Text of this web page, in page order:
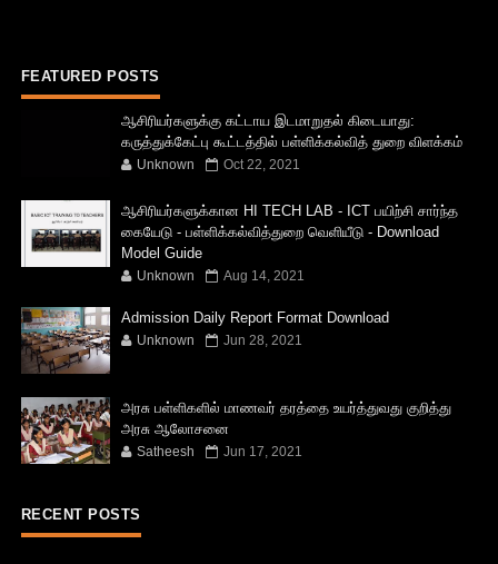
FEATURED POSTS
ஆசிரியர்களுக்கு கட்டாய இடமாறுதல் கிடையாது:
கருத்துக்கேட்பு கூட்டத்தில் பள்ளிக்கல்வித் துறை விளக்கம்
Unknown Oct 22, 2021
ஆசிரியர்களுக்கான HI TECH LAB - ICT பயிற்சி சார்ந்த
கையேடு - பள்ளிக்கல்வித்துறை வெளியீடு - Download
Model Guide
Unknown Aug 14, 2021
Admission Daily Report Format Download
Unknown Jun 28, 2021
அரசு பள்ளிகளில் மாணவர் தரத்தை உயர்த்துவது குறித்து
அரசு ஆலோசனை
Satheesh Jun 17, 2021
RECENT POSTS